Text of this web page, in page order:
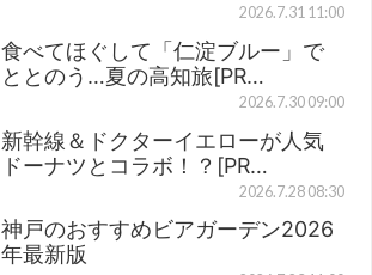
2026.7.31 11:00
食べてほぐして「仁淀ブルー」で
ととのう…夏の高知旅[PR…
2026.7.30 09:00
新幹線＆ドクターイエローが人気
ドーナツとコラボ！？[PR…
2026.7.28 08:30
神戸のおすすめビアガーデン2026
年最新版